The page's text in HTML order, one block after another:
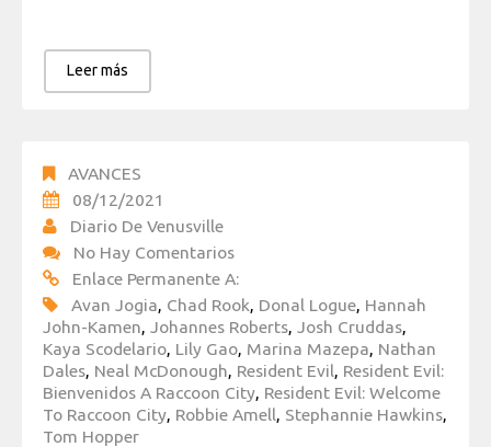
Leer más
AVANCES
08/12/2021
Diario De Venusville
No Hay Comentarios
Enlace Permanente A:
Avan Jogia, Chad Rook, Donal Logue, Hannah
John-Kamen, Johannes Roberts, Josh Cruddas,
Kaya Scodelario, Lily Gao, Marina Mazepa, Nathan
Dales, Neal McDonough, Resident Evil, Resident Evil:
Bienvenidos A Raccoon City, Resident Evil: Welcome
To Raccoon City, Robbie Amell, Stephannie Hawkins,
Tom Hopper